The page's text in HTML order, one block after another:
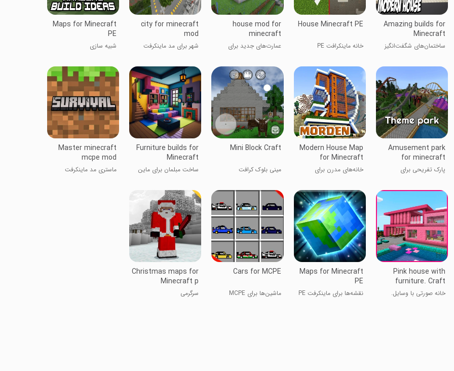
Amazing builds for
Minecraft
ساختمان‌های شگفت‌انگیز
House Minecraft PE
خانه ماینکرافت PE
house mod for
minecraft
عمارت‌های جدید برای
city for minecraft
mod
شهر برای مد ماینکرفت
Maps for Minecraft
PE
شبیه سازی
Amusement park
for minecraft
پارک تفریحی برای
Modern House Map
for Minecraft
خانه‌های مدرن برای
Mini Block Craft
مینی بلوک کرافت
Furniture builds for
Minecraft
ساخت مبلمان برای ماین
Master minecraft
mcpe mod
ماستری مد ماینکرفت
Pink house with
furniture. Craft
maps and mods
خانه صورتی با وسایل.
Maps for Minecraft
PE
نقشه‌ها برای ماینکرفت PE
Cars for MCPE
ماشین‌ها برای MCPE
Christmas maps for
Minecraft p
سرگرمی